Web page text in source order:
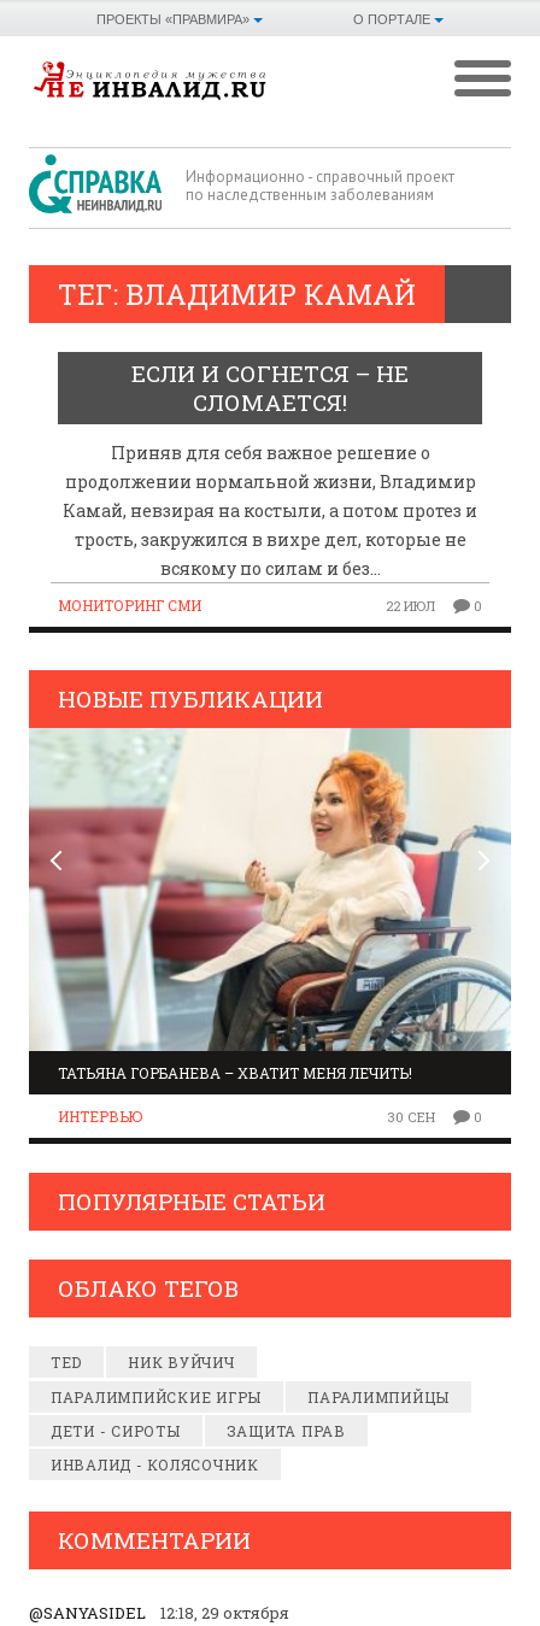
О ПОРТАЛЕ
ПРОЕКТЫ «ПРАВМИРА»
Информационно - справочный проект
по наследственным заболеваниям
ТЕГ: ВЛАДИМИР КАМАЙ
ЕСЛИ И СОГНЕТСЯ – НЕ
СЛОМАЕТСЯ!
Приняв для себя важное решение о
продолжении нормальной жизни, Владимир
Камай, невзирая на костыли, а потом протез и
трость, закружился в вихре дел, которые не
всякому по силам и без…
МОНИТОРИНГ СМИ 22 ИЮЛ 0
НОВЫЕ ПУБЛИКАЦИИ
ТАТЬЯНА ГОРБАНЕВА – ХВАТИТ МЕНЯ ЛЕЧИТЬ!
ИНТЕРВЬЮ 30 СЕН 0
ПОПУЛЯРНЫЕ СТАТЬИ
ОБЛАКО ТЕГОВ
TED
НИК ВУЙЧИЧ
ПАРАЛИМПИЙСКИЕ ИГРЫ
ПАРАЛИМПИЙЦЫ
ДЕТИ - СИРОТЫ
ЗАЩИТА ПРАВ
ИНВАЛИД - КОЛЯСОЧНИК
КОММЕНТАРИИ
@SANYASIDEL
12:18, 29 октября